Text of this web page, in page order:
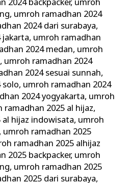
2024 backpacker, umroh
, umroh ramadhan 2024
2024 dari surabaya,
jakarta, umroh ramadhan
2024 medan, umroh
, umroh ramadhan 2024
2024 sesuai sunnah,
solo, umroh ramadhan 2024
2024 yogyakarta, umroh
ramadhan 2025 al hijaz,
hijaz indowisata, umroh
, umroh ramadhan 2025
ramadhan 2025 alhijaz
2025 backpacker, umroh
, umroh ramadhan 2025
2025 dari surabaya,